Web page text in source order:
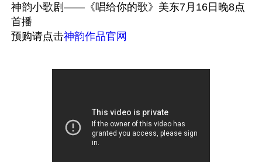
神韵小歌剧——《唱给你的歌》美东7月16日晚8点
首播
预购请点击神韵作品官网